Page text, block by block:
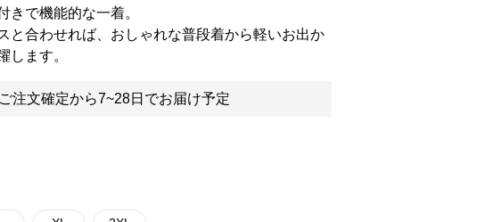
きで機能的な一着。
と合わせれば、おしゃれな普段着から軽いお出か
します。
ご注文確定から7~28日でお届け予定